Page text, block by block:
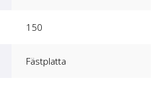
150
Fästplatta